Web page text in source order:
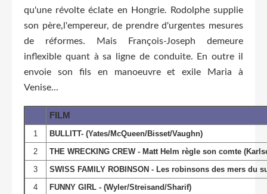
qu'une révolte éclate en Hongrie. Rodolphe supplie
son père,l'empereur, de prendre d'urgentes mesures
de réformes. Mais François-Joseph demeure
inflexible quant à sa ligne de conduite. En outre il
envoie son fils en manoeuvre et exile Maria à
Venise...
FILM
1
BULLITT- (Yates/McQueen/Bisset/Vaughn)
2
THE WRECKING CREW - Matt Helm règle son comte
3
SWISS FAMILY ROBINSON - Les robinsons des mers du
4
FUNNY GIRL - (Wyler/Streisand/Sharif)